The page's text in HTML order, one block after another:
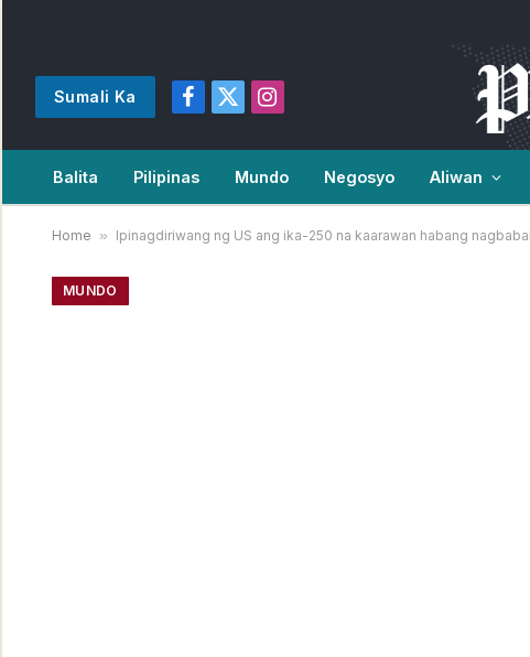
Sumali Ka
Facebook
X
Instagram
Balita Pilipinas Mundo Negosyo Aliwan
Home » Ipinagdiriwang ng US ang ika-250 na kaarawan habang
MUNDO